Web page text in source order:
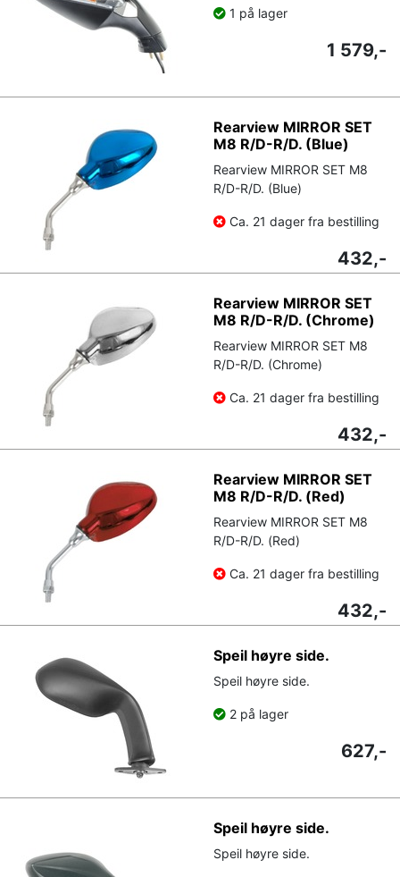
1 på lager
1 579,-
Rearview MIRROR SET
M8 R/D-R/D. (Blue)
Rearview MIRROR SET M8
R/D-R/D. (Blue)
Ca. 21 dager fra bestilling
432,-
Rearview MIRROR SET
M8 R/D-R/D. (Chrome)
Rearview MIRROR SET M8
R/D-R/D. (Chrome)
Ca. 21 dager fra bestilling
432,-
Rearview MIRROR SET
M8 R/D-R/D. (Red)
Rearview MIRROR SET M8
R/D-R/D. (Red)
Ca. 21 dager fra bestilling
432,-
Speil høyre side.
Speil høyre side.
2 på lager
627,-
Speil høyre side.
Speil høyre side.